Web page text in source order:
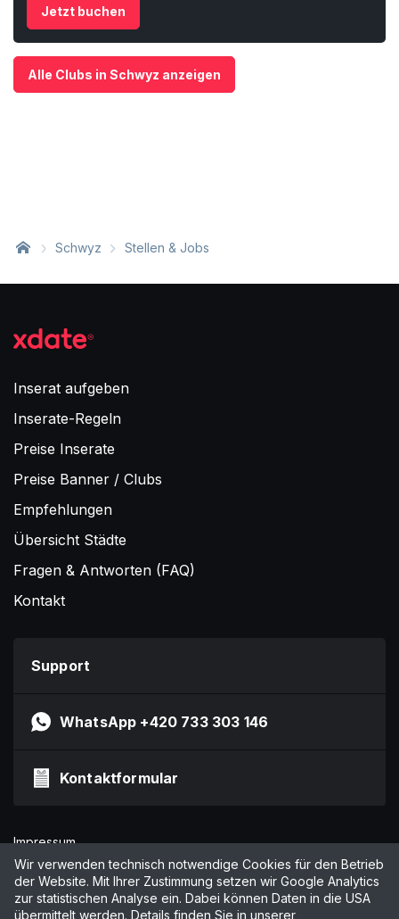
Jetzt buchen
Alle Clubs in Schwyz anzeigen
Schwyz Stellen & Jobs
Inserat aufgeben
Inserate-Regeln
Preise Inserate
Preise Banner / Clubs
Empfehlungen
Übersicht Städte
Fragen & Antworten (FAQ)
Kontakt
Support
WhatsApp +420 733 303 146
Kontaktformular
Impressum
Datenschutzerklärung
AGB
Cookies verwalten
Wir verwenden technisch notwendige Cookies für den Betrieb
der Website. Mit Ihrer Zustimmung setzen wir Google Analytics
zur statistischen Analyse ein. Dabei können Daten in die USA
übermittelt werden. Details finden Sie in unserer